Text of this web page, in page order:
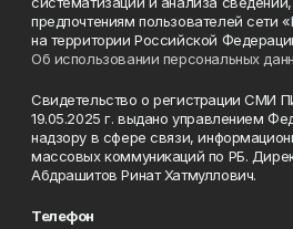
предпочтениям пользователей сети
на территории Российской
Об использовании персональных
Свидетельство о регистрации СМИ
19.05.2025 г. выдано управлением
надзору в сфере связи,
массовых коммуникаций по РБ.
Абдрашитов Ринат Хатмуллович.
Телефон